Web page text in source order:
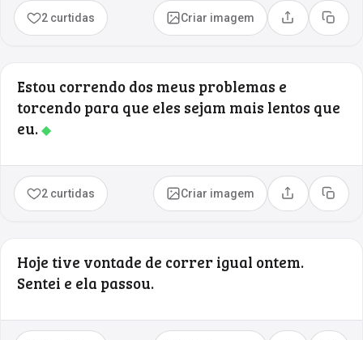
2 curtidas Criar imagem Compartilhar
Copiar
Estou correndo dos meus problemas e
torcendo para que eles sejam mais lentos que
eu.◆
2 curtidas Criar imagem Compartilhar
Copiar
Hoje tive vontade de correr igual ontem.
Sentei e ela passou.